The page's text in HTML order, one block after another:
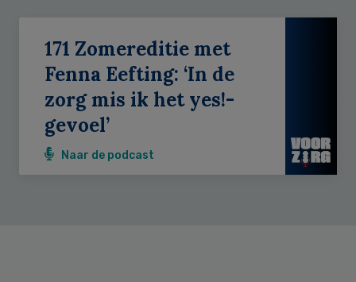
171 Zomereditie met
Fenna Eefting: ‘In de
zorg mis ik het yes!-
gevoel’
Naar de podcast